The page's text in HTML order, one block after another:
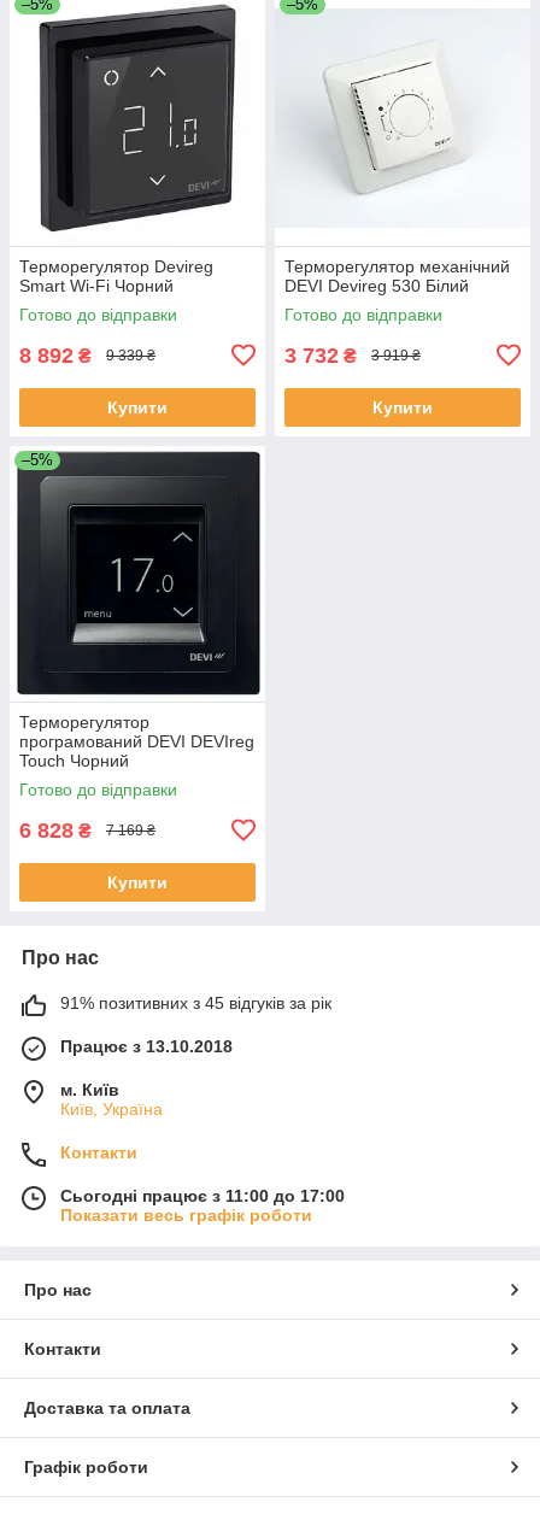
–5%
Терморегулятор Devireg
Smart Wi-Fi Чорний
Готово до відправки
8 892 ₴ 9 339 ₴
Купити
–5%
Терморегулятор механічний
DEVI Devireg 530 Білий
Готово до відправки
3 732 ₴ 3 919 ₴
Купити
–5%
Терморегулятор
програмований DEVI DEVIreg
Touch Чорний
Готово до відправки
6 828 ₴ 7 169 ₴
Купити
Про нас
91% позитивних з 45 відгуків за рік
Працює з 13.10.2018
м. Київ
Київ, Україна
Контакти
Сьогодні працює з 11:00 до 17:00
Показати весь графік роботи
Про нас
Контакти
Доставка та оплата
Графік роботи